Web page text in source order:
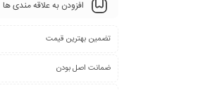
افزودن به علاقه مندی ها
تضمین بهترین قیمت
ضمانت اصل بودن